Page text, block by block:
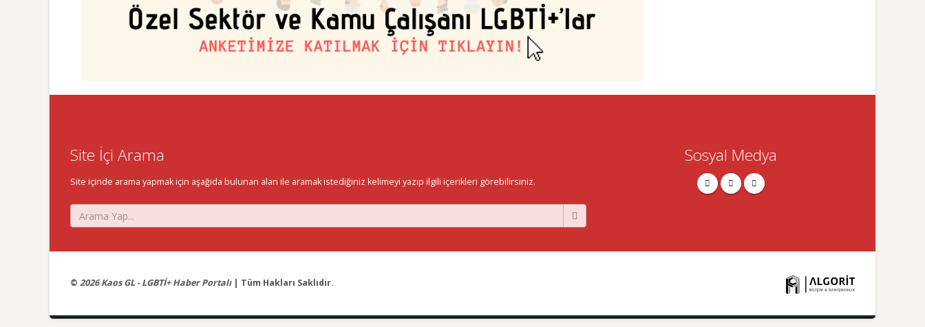
Site İçi Arama
Site içinde arama yapmak için aşağıda bulunan alan ile aramak istediğiniz kelimeyi yazıp ilgili içerikleri görebilirsiniz.
Sosyal Medya
© 2026 Kaos GL - LGBTİ+ Haber Portalı| Tüm Hakları Saklıdır.